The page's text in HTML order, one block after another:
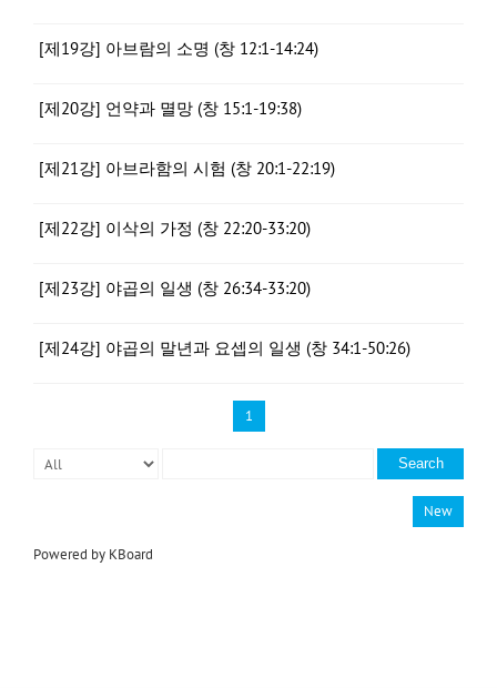
[제19강] 아브람의 소명 (창 12:1-14:24)
[제20강] 언약과 멸망 (창 15:1-19:38)
[제21강] 아브라함의 시험 (창 20:1-22:19)
[제22강] 이삭의 가정 (창 22:20-33:20)
[제23강] 야곱의 일생 (창 26:34-33:20)
[제24강] 야곱의 말년과 요셉의 일생 (창 34:1-50:26)
1
Search
New
Powered by KBoard